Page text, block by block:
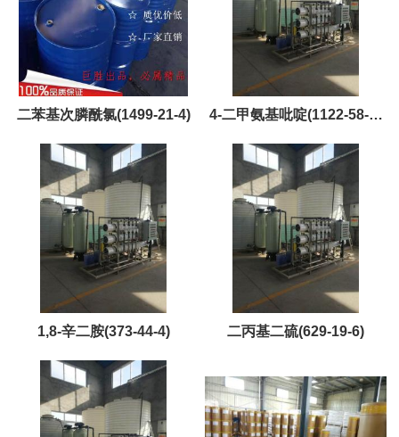
二苯基次膦酰氯(1499-21-4) 4-二甲氨基吡啶(1122-58-3)
黄金产品，现货，优势供应
1,8-辛二胺(373-44-4) 二丙基二硫(629-19-6)